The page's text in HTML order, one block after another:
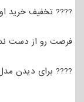
???? تخفیف خرید
فرصت رو از دست
???? برای دیدن